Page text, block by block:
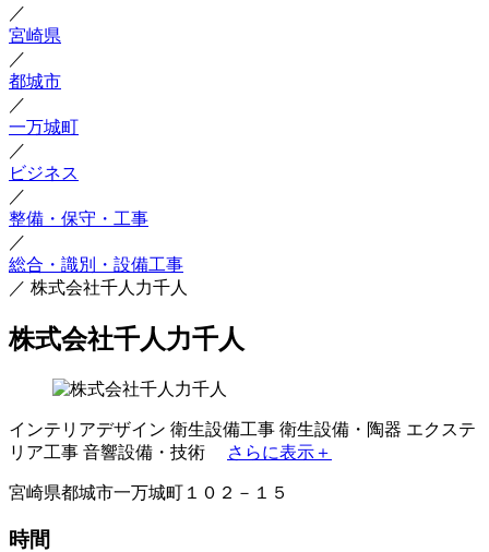
／
宮崎県
／
都城市
／
一万城町
／
ビジネス
／
整備・保守・工事
／
総合・識別・設備工事
／ 株式会社千人力千人
株式会社千人力千人
インテリアデザイン 衛生設備工事 衛生設備・陶器 エクステ
リア工事 音響設備・技術 さらに表示＋
宮崎県都城市一万城町１０２－１５
時間